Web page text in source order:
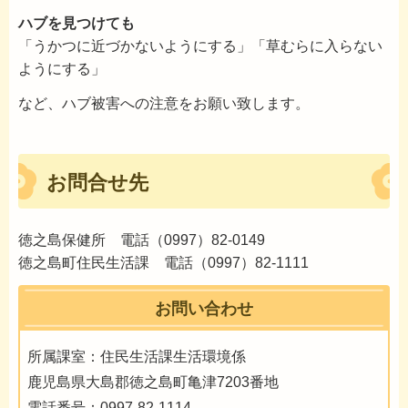
ハブを見つけても
「うかつに近づかないようにする」「草むらに入らない
ようにする」
など、ハブ被害への注意をお願い致します。
お問合せ先
徳之島保健所 電話（0997）82-0149
徳之島町住民生活課 電話（0997）82-1111
お問い合わせ
所属課室：住民生活課生活環境係
鹿児島県大島郡徳之島町亀津7203番地